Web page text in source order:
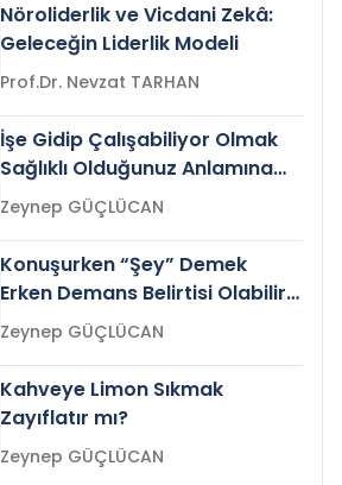
Nöroliderlik ve Vicdani Zekâ:
Geleceğin Liderlik Modeli
Prof.Dr. Nevzat TARHAN
İşe Gidip Çalışabiliyor Olmak
Sağlıklı Olduğunuz Anlamına
Gelir mi?Zeynep GÜÇLÜCAN
Konuşurken “Şey” Demek
Erken Demans Belirtisi Olabilir
mi?
Zeynep GÜÇLÜCAN
Kahveye Limon Sıkmak
Zayıflatır mı?
Zeynep GÜÇLÜCAN